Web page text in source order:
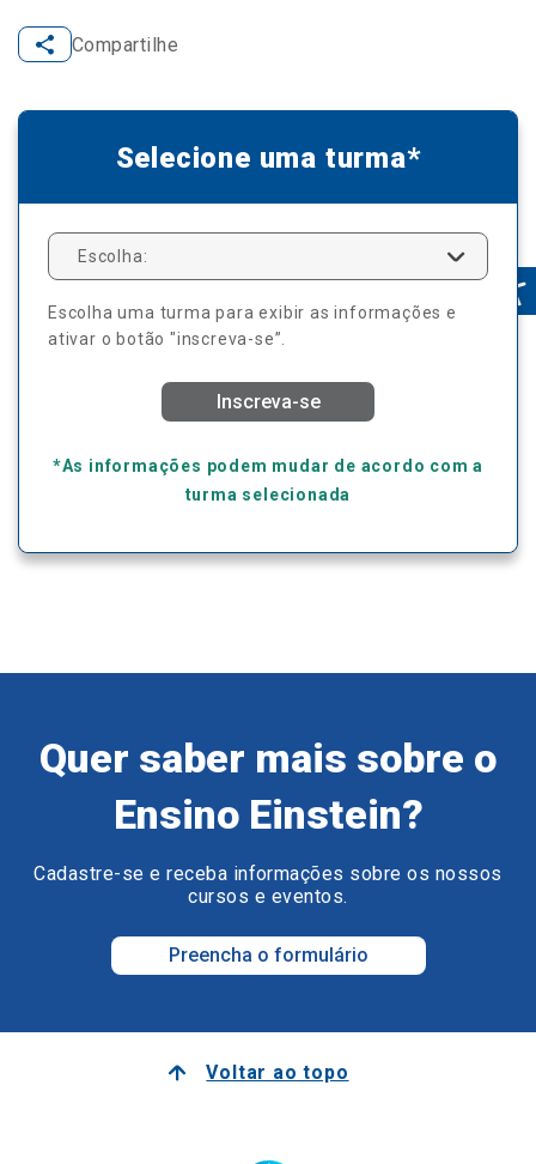
Compartilhe
Selecione uma turma*
Escolha:
Escolha uma turma para exibir as informações e
ativar o botão "inscreva-se”.
Inscreva-se
*As informações podem mudar de acordo com a
turma selecionada
Quer saber mais sobre o
Ensino Einstein?
Cadastre-se e receba informações sobre os nossos
cursos e eventos.
Preencha o formulário
Voltar ao topo